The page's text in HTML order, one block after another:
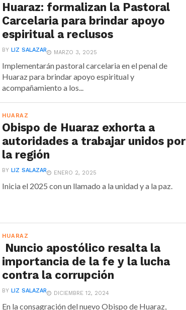
Huaraz: formalizan la Pastoral
Carcelaria para brindar apoyo
espiritual a reclusos
BYLIZ SALAZAR MARZO 3, 2025
Implementarán pastoral carcelaria en el penal de
Huaraz para brindar apoyo espiritual y
acompañamiento a los...
HUARAZ
Obispo de Huaraz exhorta a
autoridades a trabajar unidos por
la región
BYLIZ SALAZAR ENERO 2, 2025
Inicia el 2025 con un llamado a la unidad y a la paz.
HUARAZ
Nuncio apostólico resalta la
importancia de la fe y la lucha
contra la corrupción
BYLIZ SALAZAR DICIEMBRE 12, 2024
En la consagración del nuevo Obispo de Huaraz,